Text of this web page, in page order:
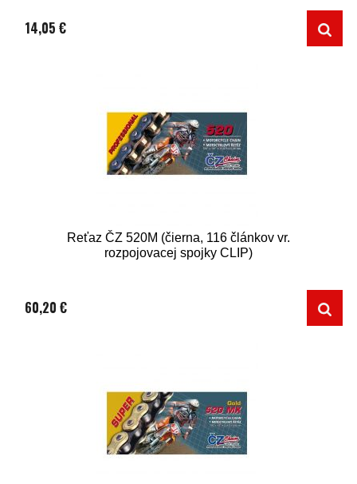
14,05 €
Reťaz ČZ 520M (čierna, 116 článkov vr.
rozpojovacej spojky CLIP)
60,20 €